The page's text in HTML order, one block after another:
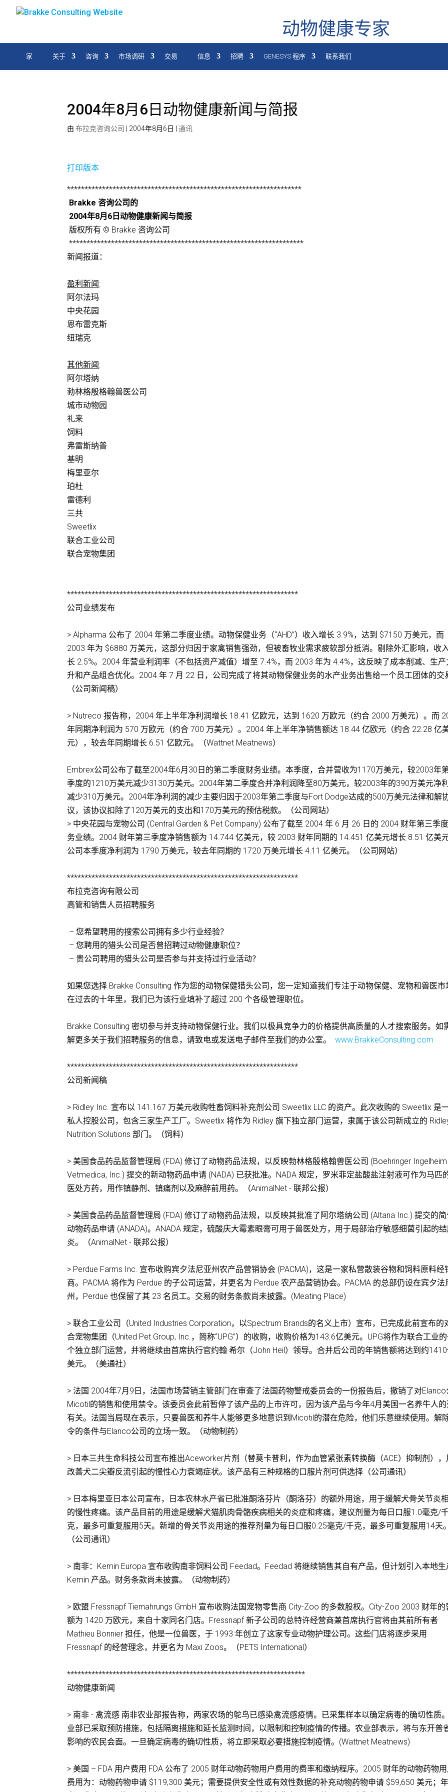
动物健康专家
家 关于 咨询 市场调研 交易 信息 招聘 GENESYS 程序 联系我们
2004年8月6日动物健康新闻与简报
由布拉克咨询公司 2004年8月6日 |通讯
打印版本
*******************************************************************
Brakke 咨询公司的
2004年8月6日动物健康新闻与简报
版权所有 © Brakke 咨询公司
*******************************************************************
新闻报道：
盈利新闻:
阿尔法玛
中央花园
恩布雷克斯
纽瑞克
其他新闻:
阿尔塔纳
勃林格殷格翰兽医公司
城市动物园
礼来
饲料
弗雷斯纳普
基明
梅里亚尔
珀杜
雷德利
三共
Sweetlix
联合工业公司
联合宠物集团
******************************************************************
公司业绩发布
> Alpharma 公布了 2004 年第二季度业绩。动物保健业务（“AHD”）收入增长 3.9%，达到 $7150 万美元，而
2003 年为 $6880 万美元，这部分归因于家禽销售强劲，但被畜牧业需求疲软部分抵消。剔除外汇影响，收
长 2.5%。2004 年营业利润率（不包括资产减值）增至 7.4%，而 2003 年为 4.4%，这反映了成本削减、生产
升和产品组合优化。2004 年 7 月 22 日，公司完成了将其动物保健业务的水产业务出售给一个员工团体的交
（公司新闻稿）
> Nutreco 报告称，2004 年上半年净利润增长 18.41 亿欧元，达到 1620 万欧元（约合 2000 万美元）。而
年同期净利润为 570 万欧元（约合 700 万美元）。2004 年上半年净销售额达 18.44 亿欧元（约合 22.28 亿
元），较去年同期增长 6.51 亿欧元。（Wattnet Meatnews）
Embrex公司公布了截至2004年6月30日的第二季度财务业绩。本季度，合并营收为1170万美元，较2003年
季度的1210万美元减少3130万美元。2004年第二季度合并净利润降至80万美元，较2003年的390万美元净
减少310万美元。2004年净利润的减少主要归因于2003年第二季度与Fort Dodge达成的500万美元法律和解
议，该协议扣除了120万美元的支出和170万美元的预估税款。（公司网站）
> 中央花园与宠物公司 (Central Garden & Pet Company) 公布了截至 2004 年 6 月 26 日的 2004 财年第三季
务业绩。2004 财年第三季度净销售额为 14.744 亿美元，较 2003 财年同期的 14.451 亿美元增长 8.51 亿美元
公司本季度净利润为 1790 万美元，较去年同期的 1720 万美元增长 4.11 亿美元。（公司网站）
******************************************************************
布拉克咨询有限公司
高管和销售人员招聘服务
– 您希望聘用的搜索公司拥有多少行业经验？
– 您聘用的猎头公司是否曾招聘过动物健康职位？
– 贵公司聘用的猎头公司是否参与并支持过行业活动？
如果您选择 Brakke Consulting 作为您的动物保健猎头公司，您一定知道我们专注于动物保健、宠物和兽医市
在过去的十年里，我们已为该行业填补了超过 200 个各级管理职位。
Brakke Consulting 密切参与并支持动物保健行业。我们以极具竞争力的价格提供高质量的人才搜索服务。如
解更多关于我们招聘服务的信息，请致电或发送电子邮件至我们的办公室。www.BrakkeConsulting.com
******************************************************************
公司新闻稿
> Ridley Inc. 宣布以 141.167 万美元收购牲畜饲料补充剂公司 Sweetlix LLC 的资产。此次收购的 Sweetlix 是
私人控股公司，包含三家生产工厂。Sweetlix 将作为 Ridley 旗下独立部门运营，隶属于该公司新成立的
Nutrition Solutions 部门。（饲料）
> 美国食品药品监督管理局 (FDA) 修订了动物药品法规，以反映勃林格殷格翰兽医公司 (Boehringer Ingelheim
Vetmedica, Inc.) 提交的新动物药品申请 (NADA) 已获批准。NADA 规定，罗米菲定盐酸盐注射液可作为马匹
医处方药，用作镇静剂、镇痛剂以及麻醉前用药。（AnimalNet - 联邦公报）
> 美国食品药品监督管理局 (FDA) 修订了动物药品法规，以反映其批准了阿尔塔纳公司 (Altana Inc.) 提交的
动物药品申请 (ANADA)。ANADA 规定，硫酸庆大霉素眼膏可用于兽医处方，用于局部治疗敏感细菌引起的
炎。（AnimalNet - 联邦公报）
> Perdue Farms Inc. 宣布收购宾夕法尼亚州农产品营销协会 (PACMA)，这是一家私营散装谷物和饲料原料经
商。PACMA 将作为 Perdue 的子公司运营，并更名为 Perdue 农产品营销协会。PACMA 的总部仍设在宾夕法
州，Perdue 也保留了其 23 名员工。交易的财务条款尚未披露。(Meating Place)
> 联合工业公司（United Industries Corporation，以Spectrum Brands的名义上市）宣布，已完成此前宣布的
合宠物集团（United Pet Group, Inc.，简称“UPG”）的收购，收购价格为143.6亿美元。UPG将作为联合工业
个独立部门运营，并将继续由首席执行官约翰·希尔（John Heil）领导。合并后公司的年销售额将达到约
美元。（美通社）
> 法国 2004年7月9日，法国市场营销主管部门在审查了法国药物警戒委员会的一份报告后，撤销了对Elanco
Micotil的销售和使用禁令。该委员会此前暂停了该产品的上市许可，因为该产品与今年4月美国一名养牛人
有关。法国当局现在表示，只要兽医和养牛人能够更多地意识到Micotil的潜在危险，他们乐意继续使用。解
令的条件与Elanco公司的立场一致。（动物制药）
> 日本三共生命科技公司宣布推出Aceworker片剂（替莫卡普利，作为血管紧张素转换酶（ACE）抑制剂），
改善犬二尖瓣反流引起的慢性心力衰竭症状。该产品有三种规格的口服片剂可供选择（公司通讯）
> 日本梅里亚日本公司宣布，日本农林水产省已批准酮洛芬片（酮洛芬）的额外用途，用于缓解犬骨关节炎
的慢性疼痛。该产品目前的用途是缓解犬猫肌肉骨骼疾病相关的炎症和疼痛，建议剂量为每日口服1.0毫克/
克，最多可重复服用5天。新增的骨关节炎用途的推荐剂量为每日口服0.25毫克/千克，最多可重复服用14天。
（公司通讯）
> 南非：Kemin Europa 宣布收购南非饲料公司 Feedad。Feedad 将继续销售其自有产品，但计划引入本地生
Kemin 产品。财务条款尚未披露。（动物制药）
> 欧盟 Fressnapf Tiernahrungs GmbH 宣布收购法国宠物零售商 City-Zoo 的多数股权。City-Zoo 2003 财年的
额为 1420 万欧元，来自十家同名门店。Fressnapf 新子公司的总特许经营商兼首席执行官将由其前所有者
Mathieu Bonnier 担任，他是一位兽医，于 1993 年创立了这家专业动物护理公司。这些门店将逐步采用
Fressnapf 的经营理念，并更名为 Maxi Zoos。（PETS International）
********************************************************************
动物健康新闻
> 南非 - 禽流感 南非农业部报告称，两家农场的鸵鸟已感染禽流感疫情。已采集样本以确定病毒的确切性质
业部已采取预防措施，包括隔离措施和延长监测时间，以限制和控制疫情的传播。农业部表示，将与东开普
影响的农民会面。一旦确定病毒的确切性质，将立即采取必要措施控制疫情。(Wattnet Meatnews)
> 美国 – FDA 用户费用 FDA 公布了 2005 财年动物药物用户费用的费率和缴纳程序。2005 财年的动物药物用
费用为：动物药物申请 $119,300 美元；需要提供安全性或有效性数据的补充动物药物申请 $59,650 美元；